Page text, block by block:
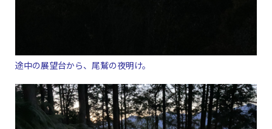
途中の展望台から、尾鷲の夜明け。